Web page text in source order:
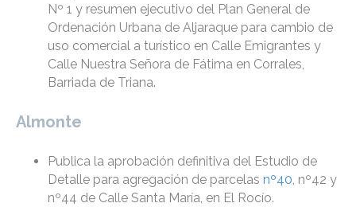
Nº 1 y resumen ejecutivo del Plan General de
Ordenación Urbana de Aljaraque para cambio de
uso comercial a turístico en Calle Emigrantes y
Calle Nuestra Señora de Fátima en Corrales,
Barriada de Triana.
Almonte
Publica la aprobación definitiva del Estudio de
Detalle para agregación de parcelas nº40, nº42 y
nº44 de Calle Santa María, en El Rocío.